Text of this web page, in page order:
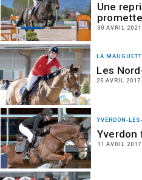
Une
30 AVRIL
LA
Les
25 AVRIL
YVERDON-
Yverdon
11 AVRIL